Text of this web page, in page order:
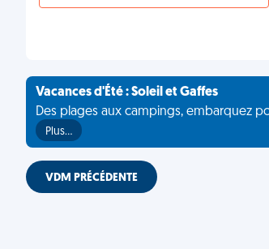
Vacances d'Été : Soleil et Gaffes
Des plages aux campings, embarquez
Plus…
VDM PRÉCÉDENTE